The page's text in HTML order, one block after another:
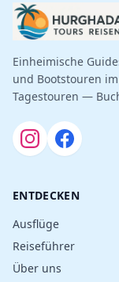
Einheimische
und Bootstouren
Tagestouren —
ENTDECKEN
Ausflüge
Reiseführer
Über uns